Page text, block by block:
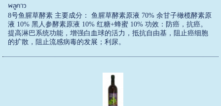
พลูคาว
8号鱼腥草酵素 主要成分： 鱼腥草酵素原液 70% 余甘子橄榄酵素原
液 10% 黑人参酵素原液 10% 红糖+蜂蜜 10% 功效：防癌，抗癌。
提高淋巴系统功能，增强白血球的活力，抵抗自由基，阻止癌细胞
的扩散，阻止流感病毒的发展；利尿。